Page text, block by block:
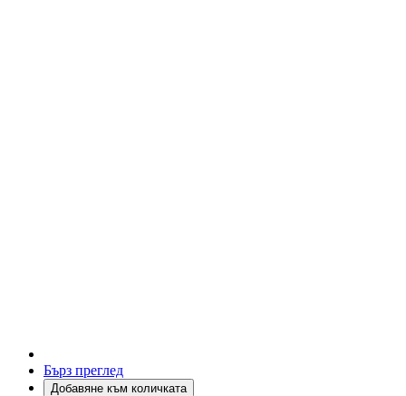
Бърз преглед
Добавяне към количката